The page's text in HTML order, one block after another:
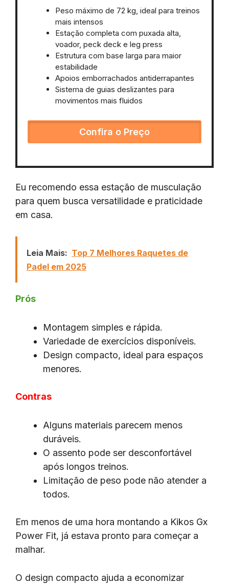
Peso máximo de 72 kg, ideal para treinos
mais intensos
Estação completa com puxada alta,
voador, peck deck e leg press
Estrutura com base larga para maior
estabilidade
Apoios emborrachados antiderrapantes
Sistema de guias deslizantes para
movimentos mais fluidos
Confira o Preço
Eu recomendo essa estação de musculação
para quem busca versatilidade e praticidade
em casa.
Leia Mais: Top 7 Melhores Raquetes de
Padel em 2025
Prós
Montagem simples e rápida.
Variedade de exercícios disponíveis.
Design compacto, ideal para espaços
menores.
Contras
Alguns materiais parecem menos
duráveis.
O assento pode ser desconfortável
após longos treinos.
Limitação de peso pode não atender a
todos.
Em menos de uma hora montando a Kikos Gx
Power Fit, já estava pronto para começar a
malhar.
O design compacto ajuda a economizar